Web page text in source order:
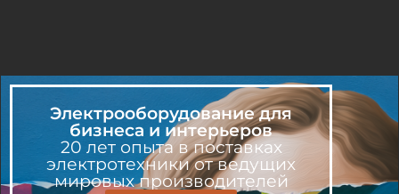
Электрооборудование для
бизнеса и интерьеров
20 лет опыта в поставках
электротехники от ведущих
мировых производителей